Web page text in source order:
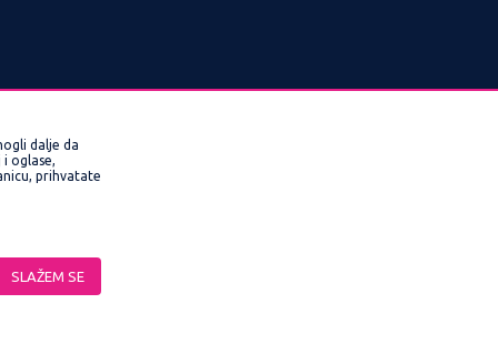
kompletne i bez grešaka. Svi artikli
pozivom Call Centra na 0800/220022,
dalje da
oglase,
prihvatate
SLAŽEM SE